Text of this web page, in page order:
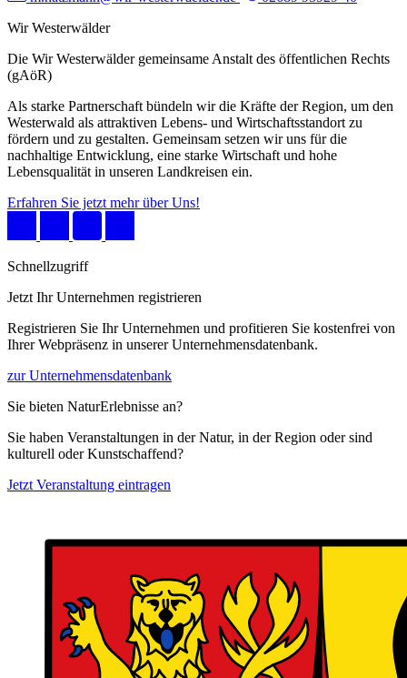
Wir Westerwälder
Die Wir Westerwälder gemeinsame Anstalt des öffentlichen Rechts
(gAöR)
Als starke Partnerschaft bündeln wir die Kräfte der Region, um den
Westerwald als attraktiven Lebens- und Wirtschaftsstandort zu
fördern und zu gestalten. Gemeinsam setzen wir uns für die
nachhaltige Entwicklung, eine starke Wirtschaft und hohe
Lebensqualität in unseren Landkreisen ein.
Erfahren Sie jetzt mehr über Uns!
Schnellzugriff
Jetzt Ihr Unternehmen registrieren
Registrieren Sie Ihr Unternehmen und profitieren Sie kostenfrei von
Ihrer Webpräsenz in unserer Unternehmensdatenbank.
zur Unternehmensdatenbank
Sie bieten NaturErlebnisse an?
Sie haben Veranstaltungen in der Natur, in der Region oder sind
kulturell oder Kunstschaffend?
Jetzt Veranstaltung eintragen